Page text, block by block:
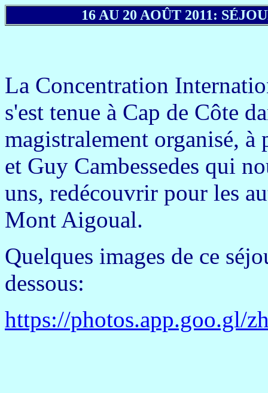
16 AU 20 AOÛT 2011:
La Concentration
s'est tenue à Cap de Côte
magistralement organisé,
et Guy Cambessedes qui
uns, redécouvrir pour les
Mont Aigoual.
Quelques images de ce
dessous:
https://photos.app.goo.gl/